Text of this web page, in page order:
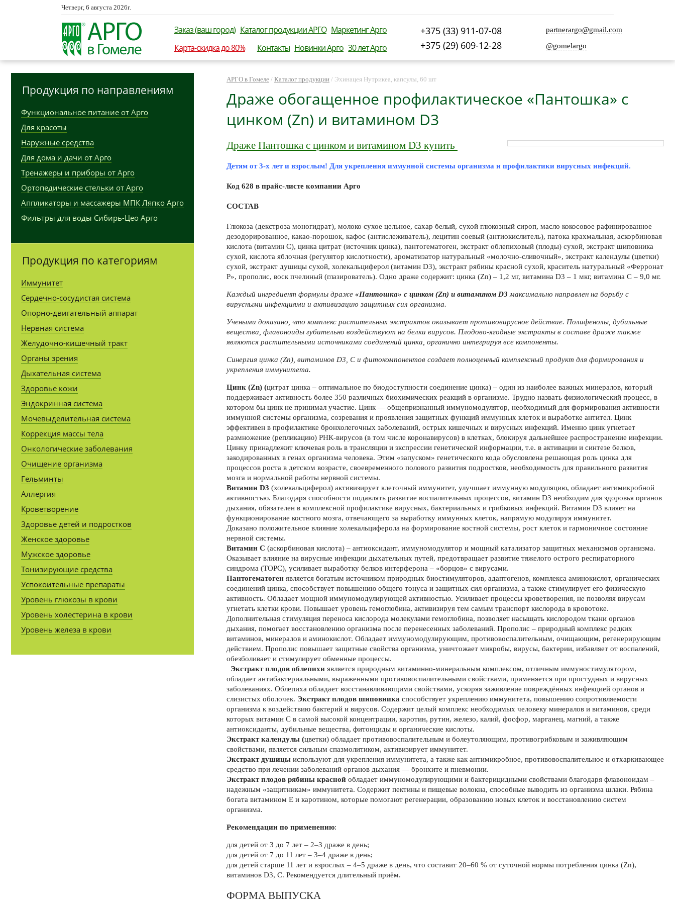
Четверг, 6 августа 2026г.
Заказ (ваш город) Каталог продукции АРГО Маркетинг Арго
Карта-скидка до 80%
Контакты Новинки Арго 30 лет Арго
partnerargo@gmail.com
@gomelargo
+375 (33) 911-07-08
+375 (29) 609-12-28
АРГО в Гомеле / Каталог продукции / Эхинацея Нутрикеа, капсулы, 60 шт
Драже обогащенное профилактическое «Пантошка» с
цинком (Zn) и витамином D3
Драже Пантошка с цинком и витамином D3 купить
Детям от 3-х лет и взрослым! Для укрепления иммунной системы организма и профилактики вирусных инфекций.
Код 628 в прайс-листе компании Арго
СОСТАВ
Глюкоза (декстроза моногидрат), молоко сухое цельное, сахар белый, сухой глюкозный сироп, масло кокосовое рафинированное
дезодорированное, какао-порошок, кафос (антислеживатель), лецитин соевый (антиокислитель), патока крахмальная, аскорбиновая
кислота (витамин С), цинка цитрат (источник цинка), пантогематоген, экстракт облепиховый (плоды) сухой, экстракт шиповника
сухой, кислота яблочная (регулятор кислотности), ароматизатор натуральный «молочно-сливочный», экстракт календулы (цветки)
сухой, экстракт душицы сухой, холекальциферол (витамин D3), экстракт рябины красной сухой, краситель натуральный «Ферронат
Р», прополис, воск пчелиный (глазирователь). Одно драже содержит: цинка (Zn) – 1,2 мг, витамина D3 – 1 мкг, витамина С – 9,0 мг.
Каждый ингредиент формулы драже «Пантошка» с цинком (Zn) и витамином D3 максимально направлен на борьбу с
вирусными инфекциями и активизацию защитных сил организма.
Учеными доказано, что комплекс растительных экстрактов оказывает противовирусное действие. Полифенолы, дубильные
вещества, флавоноиды губительно воздействуют на белки вирусов. Плодово-ягодные экстракты в составе драже также
являются растительными источниками соединений цинка, органично интегрируя все компоненты.
Синергия цинка (Zn) , витаминов D3, C и фитокомпонентов создает полноценный комплексный продукт для формирования и
укрепления иммунитета.
Цинк (Zn) (цитрат цинка – оптимальное по биодоступности соединение цинка) – один из наиболее важных минералов, который
поддерживает активность более 350 различных биохимических реакций в организме. Трудно назвать физиологический процесс, в
котором бы цинк не принимал участие. Цинк — общепризнанный иммуномодулятор, необходимый для формирования активности
иммунной системы организма, созревания и проявления защитных функций иммунных клеток и выработке антител. Цинк
эффективен в профилактике бронхолегочных заболеваний, острых кишечных и вирусных инфекций. Именно цинк угнетает
размножение (репликацию) РНК-вирусов (в том числе коронавирусов) в клетках, блокируя дальнейшее распространение инфекции.
Цинку принадлежит ключевая роль в трансляции и экспрессии генетической информации, т.е. в активации и синтезе белков,
закодированных в генах организма человека. Этим «запуском» генетического кода обусловлена решающая роль цинка для
процессов роста в детском возрасте, своевременного полового развития подростков, необходимость для правильного развития
мозга и нормальной работы нервной системы.
Витамин D3 (холекальциферол) активизирует клеточный иммунитет, улучшает иммунную модуляцию, обладает антимикробной
активностью. Благодаря способности подавлять развитие воспалительных процессов, витамин D3 необходим для здоровья органов
дыхания, обязателен в комплексной профилактике вирусных, бактериальных и грибковых инфекций. Витамин D3 влияет на
функционирование костного мозга, отвечающего за выработку иммунных клеток, напрямую модулируя иммунитет.
Доказано положительное влияние холекальциферола на формирование костной системы, рост клеток и гармоничное состояние
нервной системы.
Витамин С (аскорбиновая кислота) – антиоксидант, иммуномодулятор и мощный катализатор защитных механизмов организма.
Оказывает влияние на вирусные инфекции дыхательных путей, предотвращает развитие тяжелого острого респираторного
синдрома (ТОРС), усиливает выработку белков интерферона – «борцов» с вирусами.
Пантогематоген является богатым источником природных биостимуляторов, адаптогенов, комплекса аминокислот, органических
соединений цинка, способствует повышению общего тонуса и защитных сил организма, а также стимулирует его физическую
активность. Обладает мощной иммуномодулирующей активностью. Усиливает процессы кроветворения, не позволяя вирусам
угнетать клетки крови. Повышает уровень гемоглобина, активизируя тем самым транспорт кислорода в кровотоке.
Дополнительная стимуляция переноса кислорода молекулами гемоглобина, позволяет насыщать кислородом ткани органов
дыхания, помогает восстановлению организма после перенесенных заболеваний. Прополис – природный комплекс редких
витаминов, минералов и аминокислот. Обладает иммуномодулирующим, противовоспалительным, очищающим, регенерирующим
действием. Прополис повышает защитные свойства организма, уничтожает микробы, вирусы, бактерии, избавляет от воспалений,
обезболивает и стимулирует обменные процессы.
Экстракт плодов облепихи является природным витаминно-минеральным комплексом, отличным иммуностимулятором,
обладает антибактериальными, выраженными противовоспалительными свойствами, применяется при простудных и вирусных
заболеваниях. Облепиха обладает восстанавливающими свойствами, ускоряя заживление повреждённых инфекцией органов и
слизистых оболочек. Экстракт плодов шиповника способствует укреплению иммунитета, повышению сопротивляемости
организма к воздействию бактерий и вирусов. Содержит целый комплекс необходимых человеку минералов и витаминов, среди
которых витамин С в самой высокой концентрации, каротин, рутин, железо, калий, фосфор, марганец, магний, а также
антиоксиданты, дубильные вещества, фитонциды и органические кислоты.
Экстракт календулы (цветки) обладает противовоспалительным и болеутоляющим, противогрибковым и заживляющим
свойствами, является сильным спазмолитиком, активизирует иммунитет.
Экстракт душицы используют для укрепления иммунитета, а также как антимикробное, противовоспалительное и отхаркивающее
средство при лечении заболеваний органов дыхания — бронхите и пневмонии.
Экстракт плодов рябины красной обладает иммуномодулирующими и бактерицидными свойствами благодаря флавоноидам –
надежным «защитникам» иммунитета. Содержит пектины и пищевые волокна, способные выводить из организма шлаки. Рябина
богата витамином Е и каротином, которые помогают регенерации, образованию новых клеток и восстановлению систем
организма.
Рекомендации по применению:
для детей от 3 до 7 лет – 2–3 драже в день;
для детей от 7 до 11 лет – 3–4 драже в день;
для детей старше 11 лет и взрослых – 4–5 драже в день, что составит 20–60 % от суточной нормы потребления цинка (Zn),
витаминов D3, С. Рекомендуется длительный приём.
ФОРМА ВЫПУСКА
Продукция по направлениям
Функциональное питание от Арго
Для красоты
Наружные средства
Для дома и дачи от Арго
Тренажеры и приборы от Арго
Ортопедические стельки от Арго
Аппликаторы и массажеры МПК Ляпко Арго
Фильтры для воды Сибирь-Цео Арго
Продукция по категориям
Иммунитет
Сердечно-сосудистая система
Опорно-двигательный аппарат
Нервная система
Желудочно-кишечный тракт
Органы зрения
Дыхательная система
Здоровье кожи
Эндокринная система
Мочевыделительная система
Коррекция массы тела
Онкологические заболевания
Очищение организма
Гельминты
Аллергия
Кроветворение
Здоровье детей и подростков
Женское здоровье
Мужское здоровье
Тонизирующие средства
Успокоительные препараты
Уровень глюкозы в крови
Уровень холестерина в крови
Уровень железа в крови